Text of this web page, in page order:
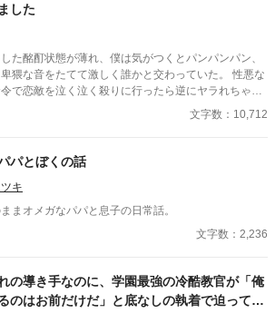
した
た酩酊状態が薄れ、僕は気がつくとパンパンパン、
猥な音をたてて激しく誰かと交わっていた。 性悪な
で恋敵を泣く泣く殺りに行ったら逆にヤラれちゃっ
話です。 （ムーンライトノベルにも掲載
文字数：10,712
パとぼくの話
キ
まオメガなパパと息子の日常話。
文字数：2,236
の導き手なのに、学園最強の冷酷教官が「俺
のはお前だけだ」と底なしの執着で迫ってき